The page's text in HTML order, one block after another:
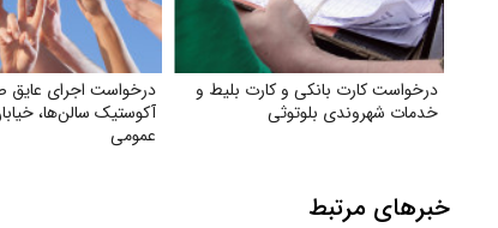
درخواست کارت بانکی و کارت بلیط و
خدمات شهروندی بلوتوثی
درخواست اجرای عایق
آکوستیک سالن‌ها،
عمومی
خبرهای مرتبط